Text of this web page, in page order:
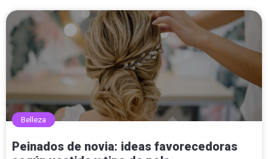
Belleza
Peinados de novia: ideas favorecedoras